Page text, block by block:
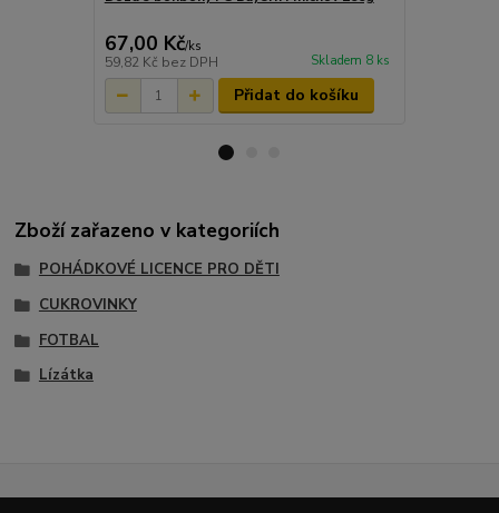
67,00 Kč/ks
59,82 Kč bez DPH Skladem 8 ks
Přidat do košíku
Zboží zařazeno v kategoriích
POHÁDKOVÉ LICENCE PRO DĚTI
CUKROVINKY
FOTBAL
Lízátka